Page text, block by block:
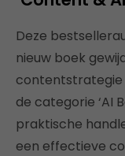
Deze
nieuw boek
contentstrategie
de categorie ‘AI
praktische
een effectieve